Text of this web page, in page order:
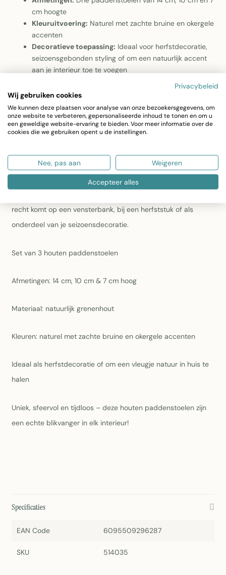
cm hoogte
Kleuruitvoering: Naturel met zachte bruine en okergele
accenten
Decoratieve toepassing: Ideaal voor herfstdecoratie,
seizoensgebonden styling of om een natuurlijk accent
aan je interieur toe te voegen
Breng de warme sfeer van de herfst in huis met deze
prachtige set van drie natuurlijke paddenstoelen, vervaardigd
uit massief grenenhout. Elke paddenstoel is uniek en deels
geverfd in zachte, aardse tinten, waardoor ze een speels
Met hun verschillende hoogtes van 14 cm, 10 cm en 7 cm
recht komt op een vensterbank, bij een herfststuk of als
onderdeel van je seizoensdecoratie.
Set van 3 houten paddenstoelen
Afmetingen: 14 cm, 10 cm & 7 cm hoog
Materiaal: natuurlijk grenenhout
Kleuren: naturel met zachte bruine en okergele accenten
Ideaal als herfstdecoratie of om een vleugje natuur in huis te
halen
Uniek, sfeervol en tijdloos – deze houten paddenstoelen zijn
een echte blikvanger in elk interieur!
Specificaties
EAN Code 6095509296287
SKU 514035
Privacybeleid
Wij gebruiken cookies
We kunnen deze plaatsen voor analyse van onze bezoekersgegevens, om
onze website te verbeteren, gepersonaliseerde inhoud te tonen en om u
een geweldige website-ervaring te bieden. Voor meer informatie over de
cookies die we gebruiken opent u de instellingen.
Nee, pas aan Weigeren
Accepteer alles